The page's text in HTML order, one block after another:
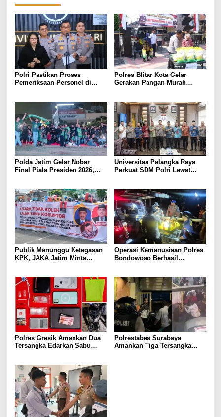
Polri Pastikan Proses
Pemeriksaan Personel di
Polres Blitar Kota Gelar
Gerakan Pangan Murah
Polda Jatim Gelar Nobar
Final Piala Presiden 2026,
Mapolda
Universitas Palangka Raya
Perkuat SDM Polri Lewat
Publik Menunggu Ketegasan
KPK, JAKA Jatim Minta
Operasi Kemanusiaan Polres
Bondowoso Berhasil
Polres Gresik Amankan Dua
Tersangka Edarkan Sabu
Polrestabes Surabaya
Amankan Tiga Tersangka